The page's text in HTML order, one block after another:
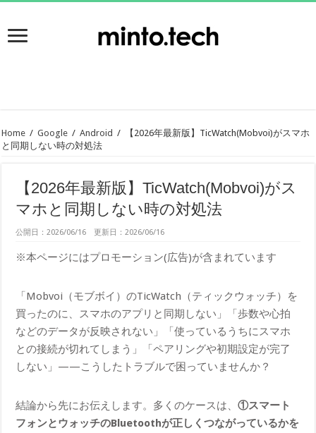
Home / Google / Android /
【2026年最新版】TicWatch(Mobvoi)がスマホ
と同期しない時の対処法
【2026年最新版】TicWatch(Mobvoi)がス
マホと同期しない時の対処法
公開日：2026/06/16 更新日：2026/06/16
※本ページにはプロモーション(広告)が含まれています
「Mobvoi（モブボイ）のTicWatch（ティックウォッチ）を
買ったのに、スマホのアプリと同期しない」「歩数や心拍
などのデータが反映されない」「使っているうちにスマホ
との接続が切れてしまう」「ペアリングや初期設定が完了
しない」——こうしたトラブルで困っていませんか？
結論から先にお伝えします。多くのケースは、①スマート
フォンとウォッチのBluetoothが正しくつながっているかを